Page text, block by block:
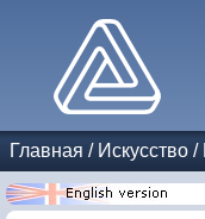
Главная / Искусство /